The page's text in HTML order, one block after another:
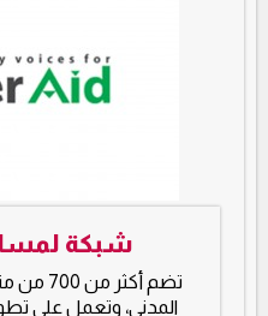
شبكة
تضم
المدني، وتعمل على